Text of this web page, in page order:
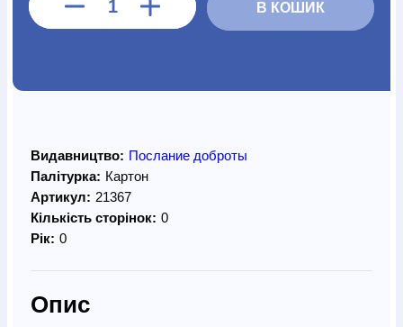
В КОШИК
Видавництво: Послание доброты
Палітурка: Картон
Артикул: 21367
Кількість сторінок: 0
Рік: 0
Опис